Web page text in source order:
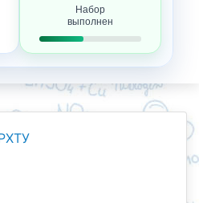
Набор
выполнен